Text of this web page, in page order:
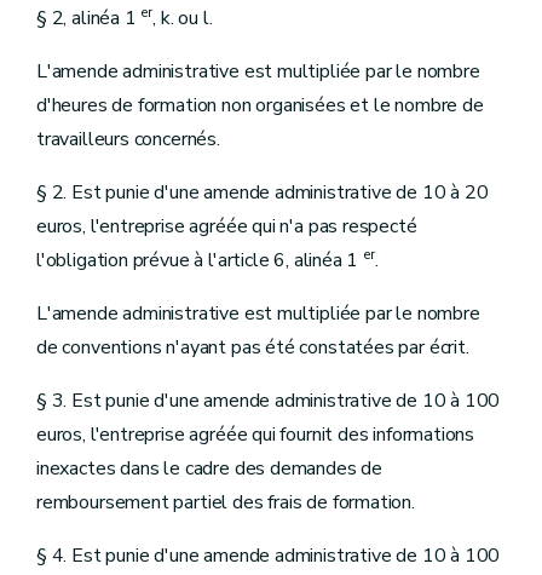
§ 2, alinéa 1 er, k. ou l.
L'amende administrative est multipliée par le nombre
d'heures de formation non organisées et le nombre de
travailleurs concernés.
§ 2. Est punie d'une amende administrative de 10 à 20
euros, l'entreprise agréée qui n'a pas respecté
l'obligation prévue à l'article 6, alinéa 1 er.
L'amende administrative est multipliée par le nombre
de conventions n'ayant pas été constatées par écrit.
§ 3. Est punie d'une amende administrative de 10 à 100
euros, l'entreprise agréée qui fournit des informations
inexactes dans le cadre des demandes de
remboursement partiel des frais de formation.
§ 4. Est punie d'une amende administrative de 10 à 100